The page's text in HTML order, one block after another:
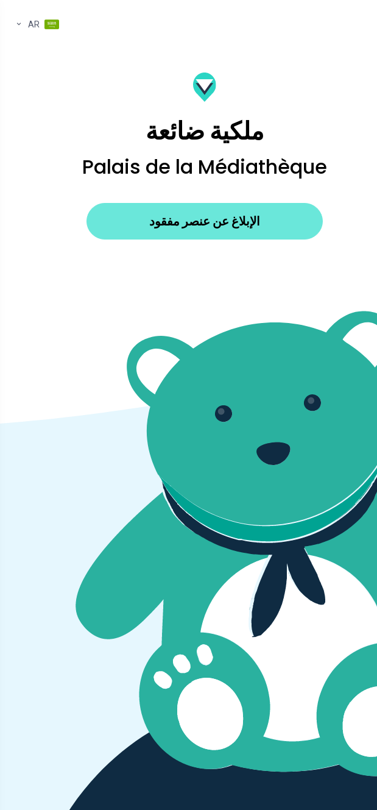
AR
ملكية ضائعة
Palais de la Médiathèque
الإبلاغ عن عنصر مفقود